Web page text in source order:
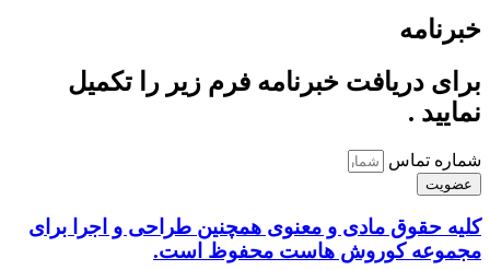
خبرنامه
برای دریافت خبرنامه فرم زیر را تکمیل
نمایید .
شماره تماس
عضویت
کلیه حقوق مادی و معنوی همچنین طراحی و اجرا برای
مجموعه کوروش هاست محفوظ است.